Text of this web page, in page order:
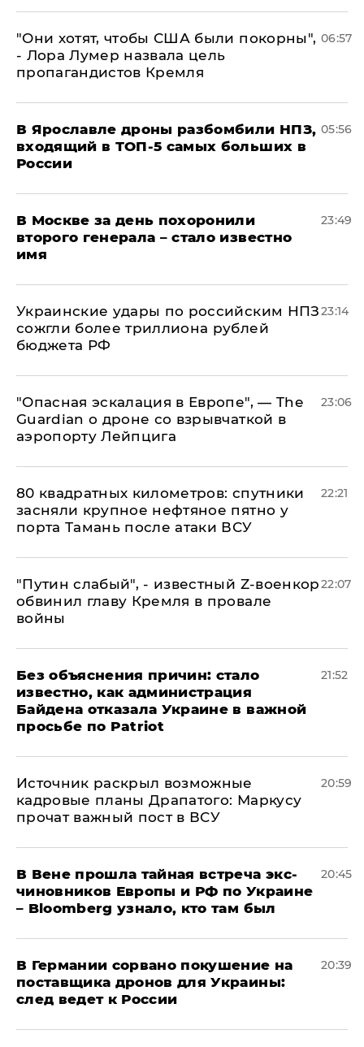
"Они хотят, чтобы США были покорны",
- Лора Лумер назвала цель
пропагандистов Кремля
06:57
В Ярославле дроны разбомбили НПЗ,
входящий в ТОП-5 самых больших в
России
05:56
В Москве за день похоронили
второго генерала – стало известно
имя
23:49
Украинские удары по российским НПЗ
сожгли более триллиона рублей
бюджета РФ
23:14
"Опасная эскалация в Европе", — The
Guardian о дроне со взрывчаткой в
аэропорту Лейпцига
23:06
80 квадратных километров: спутники
засняли крупное нефтяное пятно у
порта Тамань после атаки ВСУ
22:21
​"Путин слабый", - известный Z-военкор
обвинил главу Кремля в провале
войны
22:07
Без объяснения причин: стало
известно, как администрация
Байдена отказала Украине в важной
просьбе по Patriot
21:52
​Источник раскрыл возможные
кадровые планы Драпатого: Маркусу
прочат важный пост в ВСУ
20:59
В Вене прошла тайная встреча экс-
чиновников Европы и РФ по Украине
– Bloomberg узнало, кто там был
20:45
​В Германии сорвано покушение на
поставщика дронов для Украины:
след ведет к России
20:39